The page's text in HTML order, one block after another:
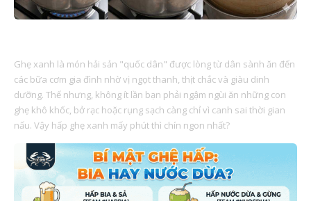
Ghẹ xanh là món hải sản "quốc dân" được lòng từ dân sành ăn đến
các bữa cơm gia đình nhờ vị ngọt thanh, thịt chắc và giàu dinh
dưỡng. Thế nhưng, không ít lần bạn phải ngậm ngùi ăn những con
ghẹ khô khốc, bở rạc hoặc rụng sạch càng chỉ vì canh sai thời gian
nấu. Vậy hấp ghẹ xanh mấy phút thì chín ngon nhất?